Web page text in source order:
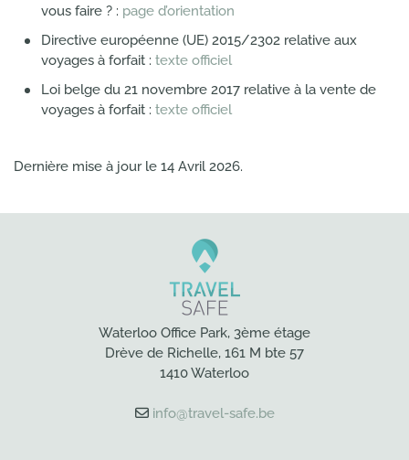
vous faire ? : page d’orientation
Directive européenne (UE) 2015/2302 relative aux
voyages à forfait : texte officiel
Loi belge du 21 novembre 2017 relative à la vente de
voyages à forfait : texte officiel
Dernière mise à jour le 14 Avril 2026.
Waterloo Office Park, 3ème étage
Drève de Richelle, 161 M bte 57
1410 Waterloo
info@travel-safe.be